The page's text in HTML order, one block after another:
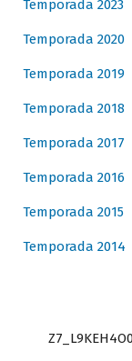
Temporada 2023
Temporada 2020
Temporada 2019
Temporada 2018
Temporada 2017
Temporada 2016
Temporada 2015
Temporada 2014